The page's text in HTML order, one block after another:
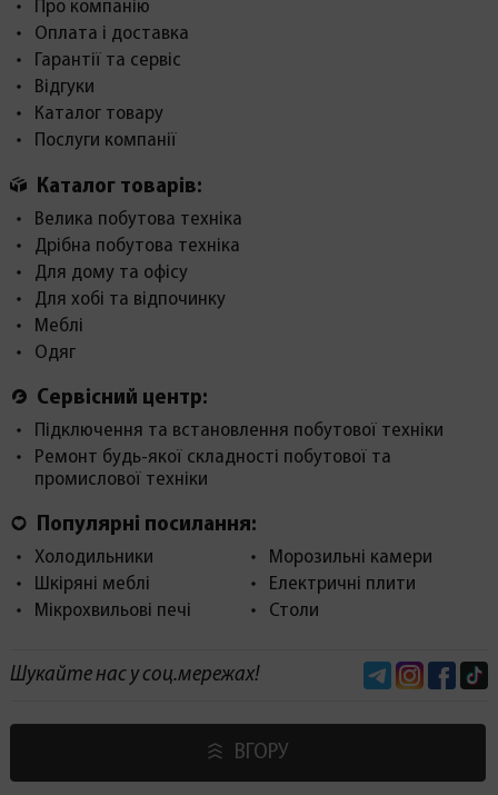
Про компанію
Оплата і доставка
Гарантії та сервіс
Відгуки
Каталог товару
Послуги компанії
Каталог товарів:
Велика побутова техніка
Дрібна побутова техніка
Для дому та офісу
Для хобі та відпочинку
Меблі
Одяг
Сервісний центр:
Підключення та встановлення побутової техніки
Ремонт будь-якої складності побутової та
промислової техніки
Популярні посилання:
Холодильники
Шкіряні меблі
Мікрохвильові печі
Морозильні камери
Електричні плити
Столи
Шукайте нас у соц.мережах! TelegramInstagram
ВГОРУ